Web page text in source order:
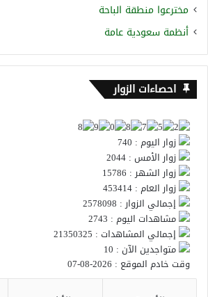
مخترعوا منطقة الباحة
أنظمة سعودية عامة
احصاءات الزوار
زوار اليوم : 740
زوار الأمس : 2044
زوار الشهر : 15786
زوار العام : 453414
إجمالي الزوار : 2578098
مشاهدات اليوم : 2743
إجمالي المشاهدات : 21350325
متواجدين الآن : 10
وقت خادم الموقع : 2026-08-07